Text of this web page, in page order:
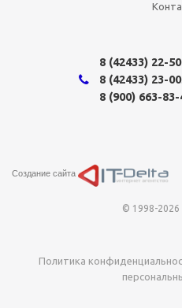
8 (42433) 22-
8 (42433) 23-
8 (900) 663-83-
Создание сайта
© 1998-
Политика